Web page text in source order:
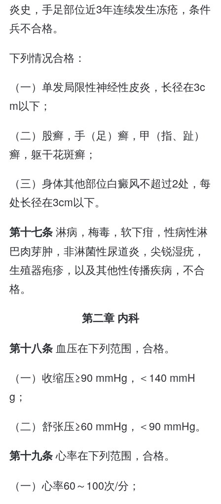
炎史，手足部位近3年连续发生冻疮，条件
兵不合格。
下列情况合格：
（一）单发局限性神经性皮炎，长径在3c
m以下；
（二）股癣，手（足）癣，甲（指、趾）
癣，躯干花斑癣；
（三）身体其他部位白癜风不超过2处，每
处长径在3cm以下。
第十七条淋病，梅毒，软下疳，性病性淋
巴肉芽肿，非淋菌性尿道炎，尖锐湿疣，
生殖器疱疹，以及其他性传播疾病，不合
格。
第二章 内科
第十八条 血压在下列范围，合格。
（一）收缩压≥90 mmHg，＜140 mmH
g；
（二）舒张压≥60 mmHg，＜90 mmHg。
第十九条心率在下列范围，合格。
（一）心率60～100次/分；